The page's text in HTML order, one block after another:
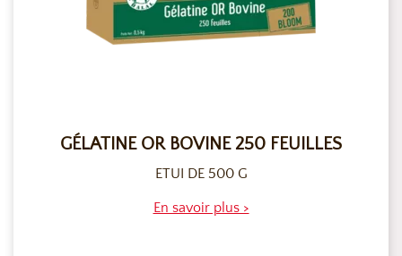
GÉLATINE OR BOVINE 250 FEUILLES
ETUI DE 500 G
En savoir plus >